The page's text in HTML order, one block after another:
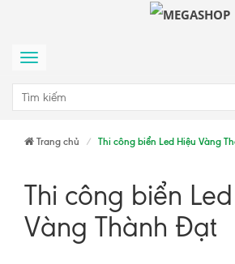
Menu
Trang chủ Thi công biển Led Hiệu Vàng
Thi công biển
Vàng Thành Đạt